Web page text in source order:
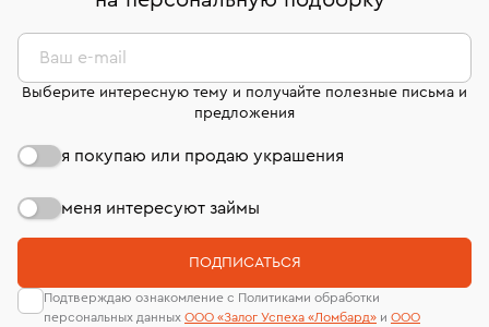
дней на возврат. Детальные условия возврата
комиссионных украшений и часов смотрите на
странице«Возврат украшений»
сертификаты МГУ и других геммологических
лабораторий
Ваш e-mail
Выберите интересную тему и получайте полезные письма и
предложения
я покупаю или продаю украшения
меня интересуют займы
ПОДПИСАТЬСЯ
Подтверждаю ознакомление с Политиками обработки
персональных данных ООО «Залог Успеха «Ломбард» и ООО